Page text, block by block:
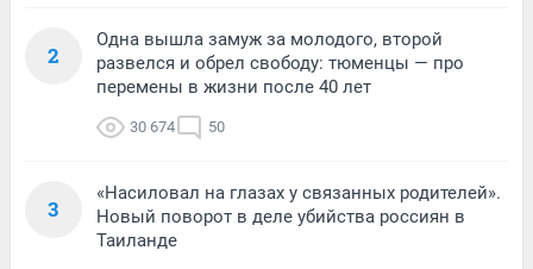
2
Одна вышла замуж за молодого, второй
развелся и обрел свободу: тюменцы — про
перемены в жизни после 40 лет
30 674 50
3
«Насиловал на глазах у связанных родителей».
Новый поворот в деле убийства россиян в
Таиланде